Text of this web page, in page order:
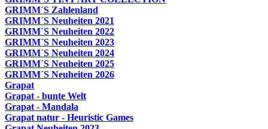
GRIMM´S Zahlenland
GRIMM´S Neuheiten 2021
GRIMM´S Neuheiten 2022
GRIMM´S Neuheiten 2023
GRIMM´S Neuheiten 2024
GRIMM´S Neuheiten 2025
GRIMM´S Neuheiten 2026
Grapat
Grapat - bunte Welt
Grapat - Mandala
Grapat natur - Heuristic Games